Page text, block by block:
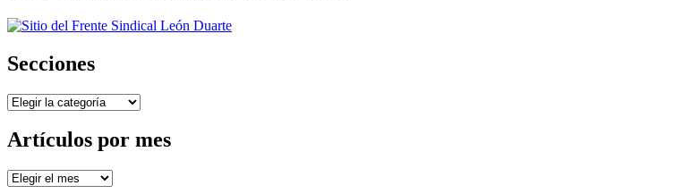
Secciones
Secciones
Artículos por mes
Artículos